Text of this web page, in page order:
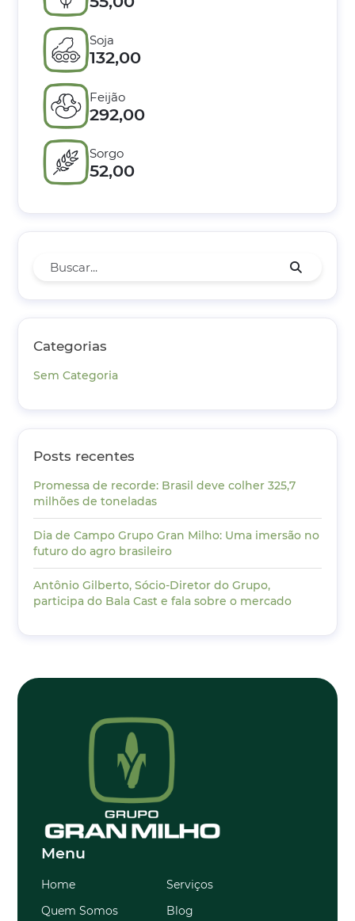
Soja
132,00
Feijão
292,00
Sorgo
52,00
Categorias
Sem Categoria
Posts recentes
Promessa de recorde: Brasil deve colher 325,7
milhões de toneladas
Dia de Campo Grupo Gran Milho: Uma imersão no
futuro do agro brasileiro
Antônio Gilberto, Sócio-Diretor do Grupo,
participa do Bala Cast e fala sobre o mercado
Menu
Home
Quem Somos
Serviços
Blog